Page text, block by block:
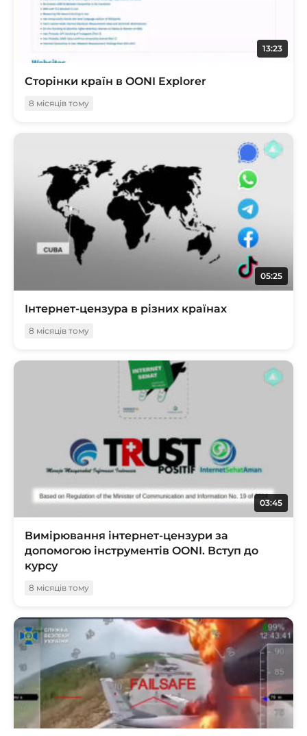
13:23
Сторінки країн в OONI Explorer
8 місяців тому
05:25
Інтернет-цензура в різних країнах
8 місяців тому
03:45
Вимірювання інтернет-цензури за
допомогою інструментів OONI. Вступ до
курсу
8 місяців тому